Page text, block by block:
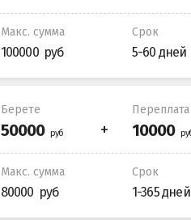
Макс. сумма
100000
Срок
5-60 дней
Берете Переплата
Макс. сумма
80000
Срок
1-365 дней